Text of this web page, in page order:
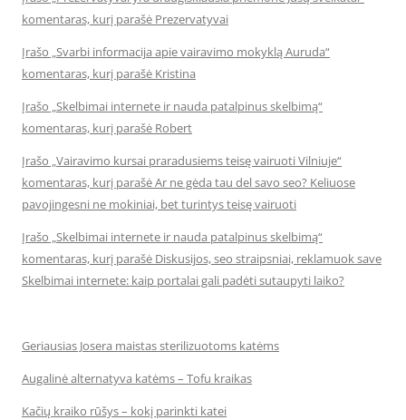
komentaras, kurį parašė Prezervatyvai
Įrašo „Svarbi informacija apie vairavimo mokyklą Auruda“
komentaras, kurį parašė Kristina
Įrašo „Skelbimai internete ir nauda patalpinus skelbimą“
komentaras, kurį parašė Robert
Įrašo „Vairavimo kursai praradusiems teisę vairuoti Vilniuje“
komentaras, kurį parašė Ar ne gėda tau del savo seo? Keliuose
pavojingesni ne mokiniai, bet turintys teisę vairuoti
Įrašo „Skelbimai internete ir nauda patalpinus skelbimą“
komentaras, kurį parašė Diskusijos, seo straipsniai, reklamuok save
Skelbimai internete: kaip portalai gali padėti sutaupyti laiko?
Geriausias Josera maistas sterilizuotoms katėms
Augalinė alternatyva katėms – Tofu kraikas
Kačių kraiko rūšys – kokį parinkti katei